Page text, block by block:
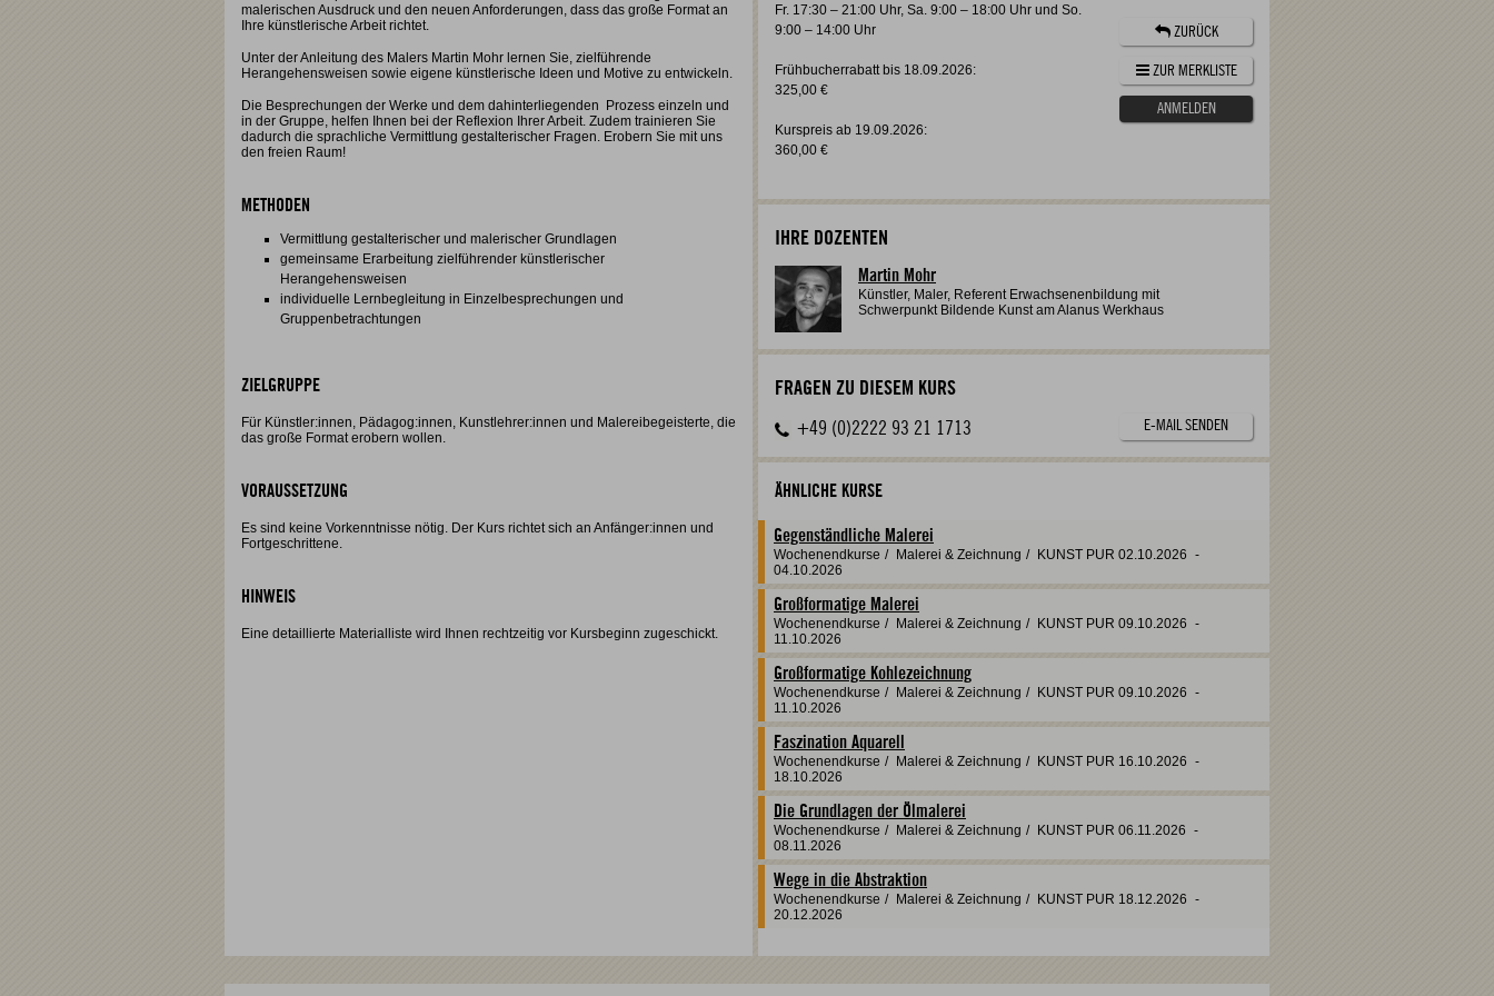
malerischen Ausdruck und den neuen Anforderungen, dass das große Format an
Ihre künstlerische Arbeit richtet.
Unter der Anleitung des Malers Martin Mohr lernen Sie, zielführende
Herangehensweisen sowie eigene künstlerische Ideen und Motive zu entwickeln.
Die Besprechungen der Werke und dem dahinterliegenden Prozess einzeln und
in der Gruppe, helfen Ihnen bei der Reflexion Ihrer Arbeit. Zudem trainieren Sie
dadurch die sprachliche Vermittlung gestalterischer Fragen. Erobern Sie mit uns
den freien Raum!
METHODEN
Vermittlung gestalterischer und malerischer Grundlagen
gemeinsame Erarbeitung zielführender künstlerischer
Herangehensweisen
individuelle Lernbegleitung in Einzelbesprechungen und
Gruppenbetrachtungen
ZIELGRUPPE
Für Künstler:innen, Pädagog:innen, Kunstlehrer:innen und Malereibegeisterte, die
das große Format erobern wollen.
VORAUSSETZUNG
Es sind keine Vorkenntnisse nötig. Der Kurs richtet sich an Anfänger:innen und
Fortgeschrittene.
HINWEIS
Eine detaillierte Materialliste wird Ihnen rechtzeitig vor Kursbeginn zugeschickt.
Fr. 17:30 – 21:00 Uhr, Sa. 9:00 – 18:00 Uhr und So.
9:00 – 14:00 Uhr
Frühbucherrabatt bis 18.09.2026:
325,00 €
Kurspreis ab 19.09.2026:
360,00 €
ZURÜCK
ZUR MERKLISTE
ANMELDEN
IHRE DOZENTEN
Martin Mohr
Künstler, Maler, Referent Erwachsenenbildung mit
Schwerpunkt Bildende Kunst am Alanus Werkhaus
FRAGEN ZU DIESEM KURS
+49 (0)2222 93 21 1713
E-MAIL SENDEN
ÄHNLICHE KURSE
Gegenständliche Malerei
Wochenendkurse / Malerei & Zeichnung / KUNST PUR 02.10.2026 -
04.10.2026
Großformatige Malerei
Wochenendkurse / Malerei & Zeichnung / KUNST PUR 09.10.2026 -
11.10.2026
Großformatige Kohlezeichnung
Wochenendkurse / Malerei & Zeichnung / KUNST PUR 09.10.2026 -
11.10.2026
Faszination Aquarell
Wochenendkurse / Malerei & Zeichnung / KUNST PUR 16.10.2026 -
18.10.2026
Die Grundlagen der Ölmalerei
Wochenendkurse / Malerei & Zeichnung / KUNST PUR 06.11.2026 -
08.11.2026
Wege in die Abstraktion
Wochenendkurse / Malerei & Zeichnung / KUNST PUR 18.12.2026 -
20.12.2026